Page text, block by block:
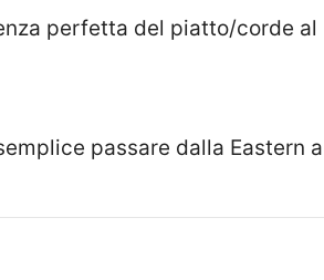
perfetta del piatto/corde al
passare dalla Eastern